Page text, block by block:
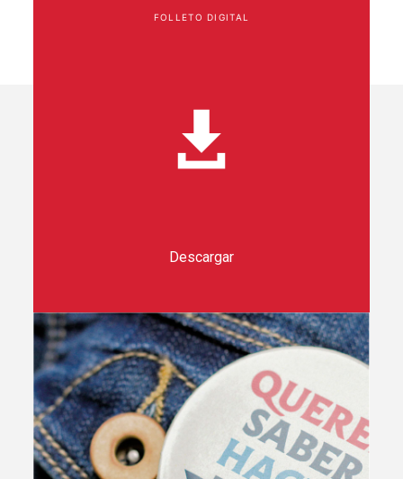
FOLLETO DIGITAL
Descargar